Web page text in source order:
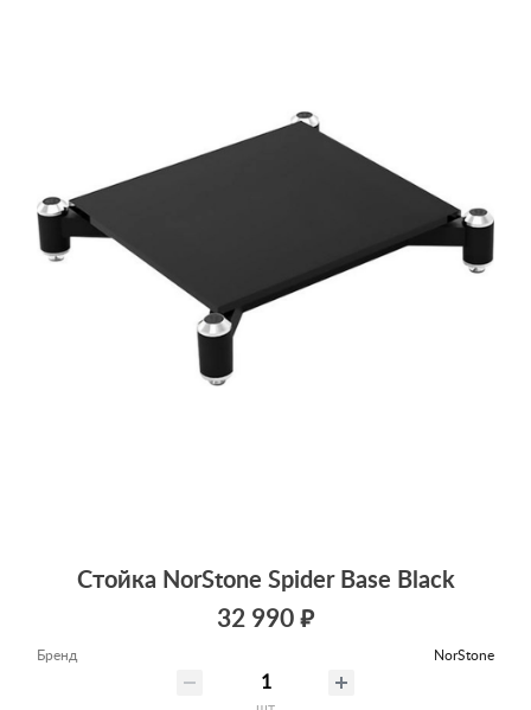
Стойка NorStone Spider Base Black
32 990 ₽
Бренд NorStone